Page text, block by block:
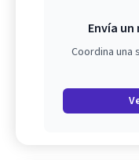
Envía
Coordina